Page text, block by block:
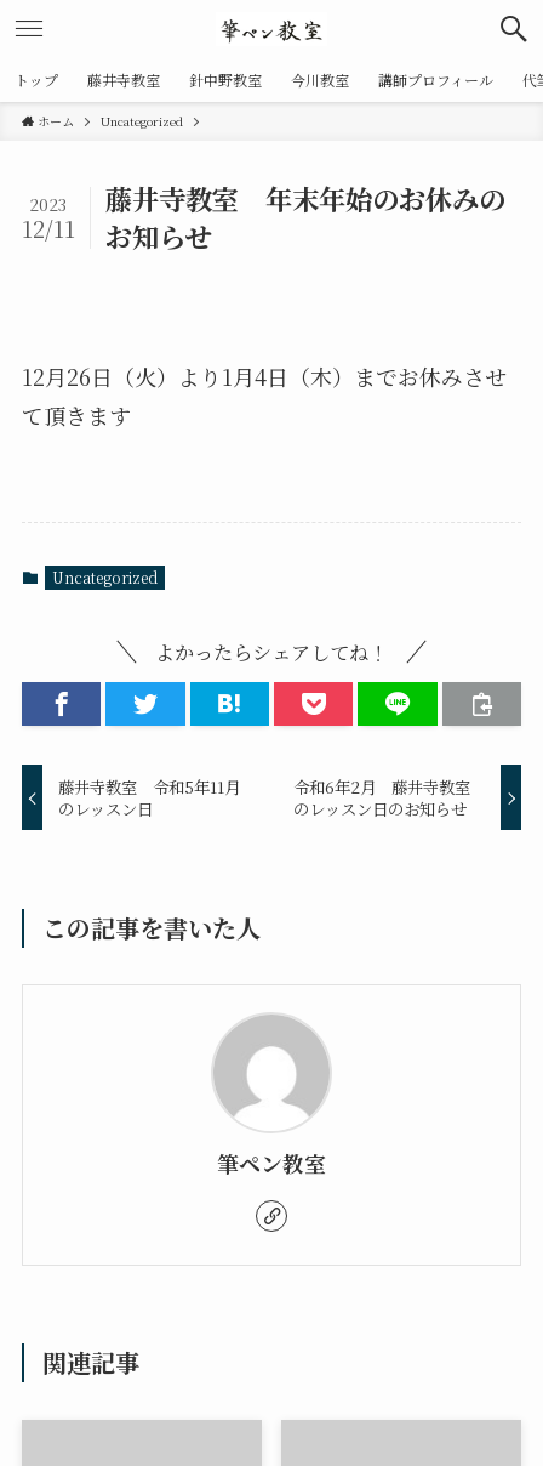
トップ 藤井寺教室 針中野教室 今川教室 講師プロフィール 代
ホーム Uncategorized
藤井寺教室 年末年始のお休みの
お知らせ
2023
12/11
12月26日（火）より1月4日（木）までお休みさせ
て頂きます
Uncategorized
よかったらシェアしてね！
藤井寺教室 令和5年11月
のレッスン日
令和6年2月 藤井寺教室
のレッスン日のお知らせ
この記事を書いた人
筆ペン教室
関連記事